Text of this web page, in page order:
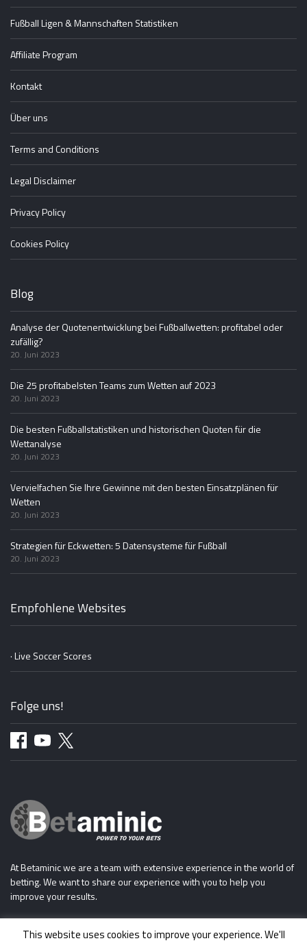
Fußball Ligen & Mannschaften Statistiken
Affiliate Program
Kontakt
Über uns
Terms and Conditions
Legal Disclaimer
Privacy Policy
Cookies Policy
Blog
Analyse der Quotenentwicklung bei Fußballwetten: profitabel oder
zufällig?
20. Juni 2023
Die 25 profitabelsten Teams zum Wetten auf 2023
20. Juni 2023
Die besten Fußballstatistiken und historischen Quoten für die
Wettanalyse
20. Juni 2023
Vervielfachen Sie Ihre Gewinne mit den besten Einsatzplänen für
Wetten
20. Juni 2023
Strategien für Eckwetten: 5 Datensysteme für Fußball
20. Juni 2023
Empfohlene Websites
· Live Soccer Scores
Folge uns!
At Betaminic we are a team with extensive experience in the world of
betting. We want to share our experience with you to help you
improve your results.
This website uses cookies to improve your experience. We'll